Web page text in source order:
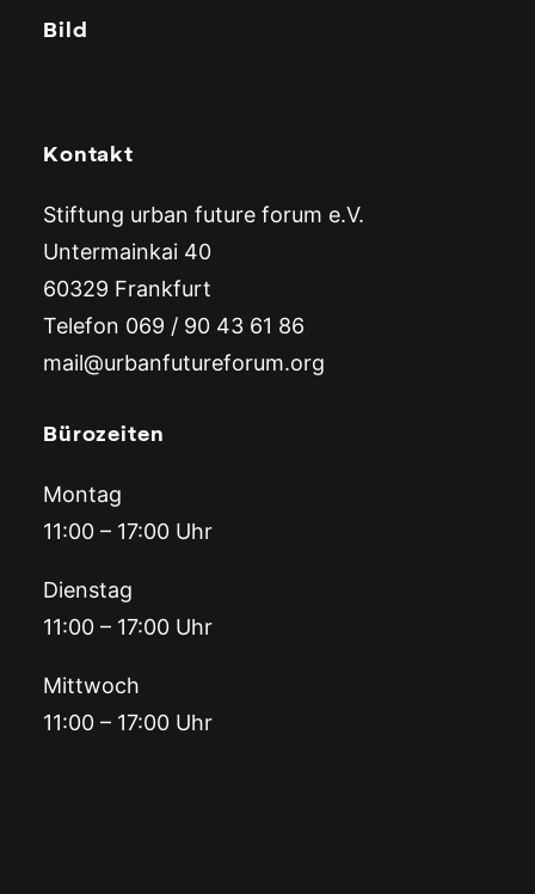
2. Review zum
Symposium: Wie wollen
wir wohnen?
Bild
Kontakt
Stiftung urban future forum e.V.
Untermainkai 40
60329 Frankfurt
Telefon 069 / 90 43 61 86
mail@urbanfutureforum.org
Bürozeiten
Montag
11:00 – 17:00 Uhr
Dienstag
11:00 – 17:00 Uhr
Mittwoch
11:00 – 17:00 Uhr